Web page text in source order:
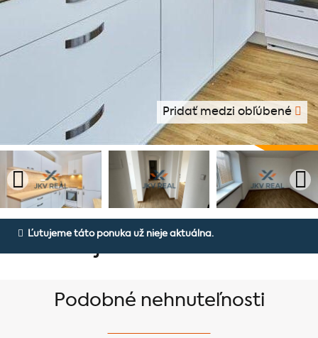
Pridať medzi obľúbené
Priestranný 4 izbový byt po
Ľutujeme táto ponuka už nieje aktuálna.
Podobné nehnuteľnosti